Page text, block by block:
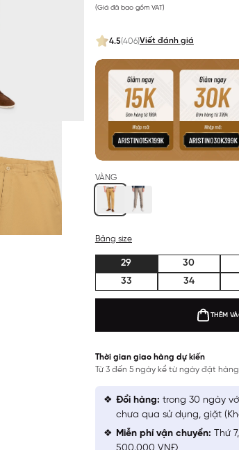
(Giá đã bao gồm VAT)
4.5(406)Viết đánh giá
VÀNG
Bảng size
29 30
33
34
THÊM
Thời gian giao hàng dự kiến
Từ 3 đến 5 ngày kể từ ngày đặt hàng
Đổi hàng: trong 30 ngày
chưa qua sử dụng, giặt
Miễn phí vận chuyển: Thứ